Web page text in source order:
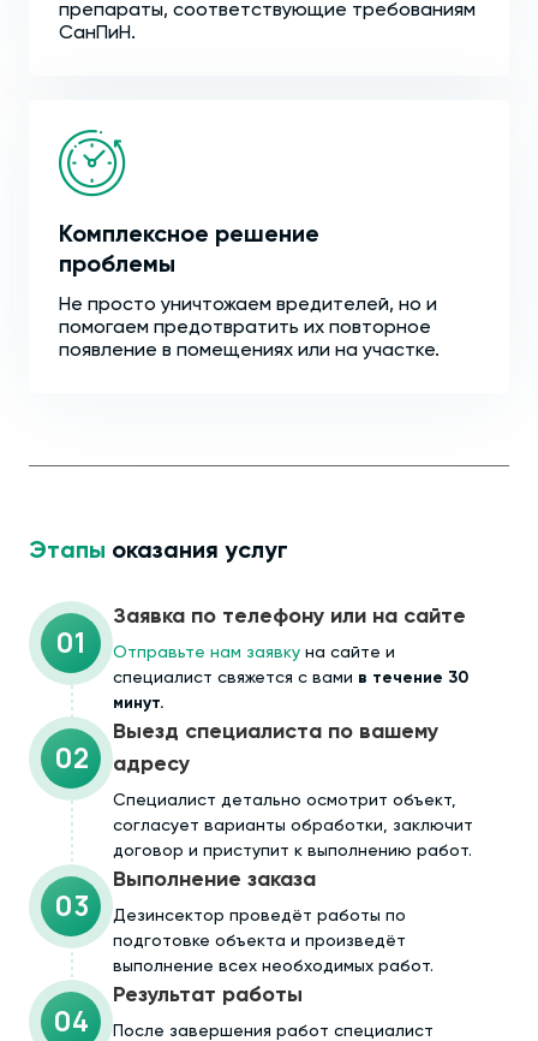
препараты, соответствующие требованиям
СанПиН.
Комплексное решение
проблемы
Не просто уничтожаем вредителей, но и
помогаем предотвратить их повторное
появление в помещениях или на участке.
Этапы оказания услуг
01
Заявка по телефону или на сайте
Отправьте нам заявку на сайте и
специалист свяжется с вами в течение 30
минут.
02
Выезд специалиста по вашему
адресу
Cпециалист детально осмотрит объект,
согласует варианты обработки, заключит
договор и приступит к выполнению работ.
03
Выполнение заказа
Дезинсектор проведёт работы по
подготовке объекта и произведёт
выполнение всех необходимых работ.
04
Результат работы
После завершения работ специалист